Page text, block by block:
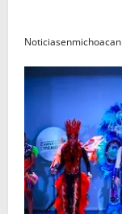
Noticiasenmichoacan